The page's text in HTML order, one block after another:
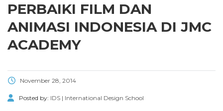
PERBAIKI FILM DAN
ANIMASI INDONESIA DI JMC
ACADEMY
November 28, 2014
Posted by: IDS | International Design School